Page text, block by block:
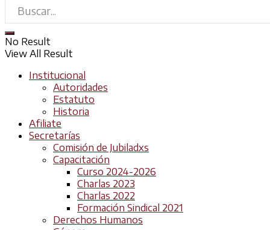
No Result
View All Result
Institucional
Autoridades
Estatuto
Historia
Afiliate
Secretarías
Comisión de Jubiladxs
Capacitación
Curso 2024-2026
Charlas 2023
Charlas 2022
Formación Sindical 2021
Derechos Humanos